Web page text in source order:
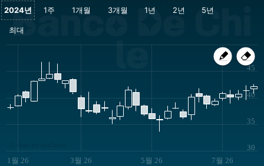
Banco De Chi
le
1월 26 3월 26 5월 26 7월 26
30
35
40
45